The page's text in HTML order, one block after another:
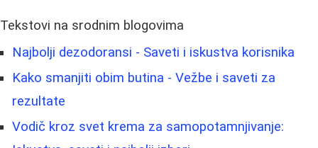
Tekstovi na srodnim blogovima
Najbolji dezodoransi - Saveti i iskustva korisnika
Kako smanjiti obim butina - Vežbe i saveti za
rezultate
Vodič kroz svet krema za samopotamnjivanje: